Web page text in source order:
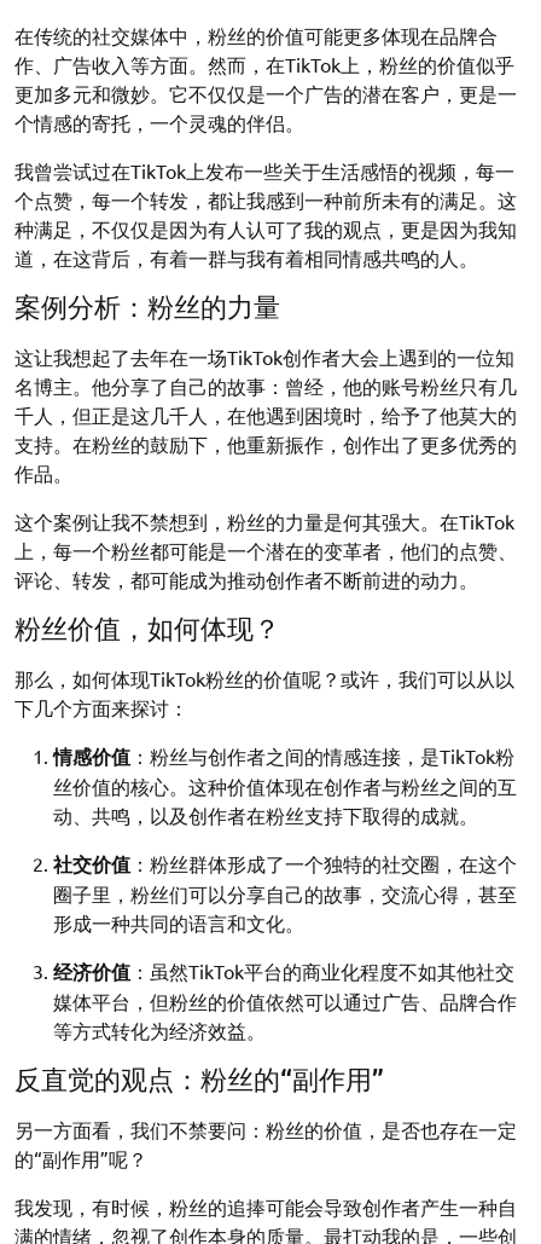
在传统的社交媒体中，粉丝的价值可能更多体现在品牌合
作、广告收入等方面。然而，在TikTok上，粉丝的价值似乎
更加多元和微妙。它不仅仅是一个广告的潜在客户，更是一
个情感的寄托，一个灵魂的伴侣。
我曾尝试过在TikTok上发布一些关于生活感悟的视频，每一
个点赞，每一个转发，都让我感到一种前所未有的满足。这
种满足，不仅仅是因为有人认可了我的观点，更是因为我知
道，在这背后，有着一群与我有着相同情感共鸣的人。
案例分析：粉丝的力量
这让我想起了去年在一场TikTok创作者大会上遇到的一位知
名博主。他分享了自己的故事：曾经，他的账号粉丝只有几
千人，但正是这几千人，在他遇到困境时，给予了他莫大的
支持。在粉丝的鼓励下，他重新振作，创作出了更多优秀的
作品。
这个案例让我不禁想到，粉丝的力量是何其强大。在TikTok
上，每一个粉丝都可能是一个潜在的变革者，他们的点赞、
评论、转发，都可能成为推动创作者不断前进的动力。
粉丝价值，如何体现？
那么，如何体现TikTok粉丝的价值呢？或许，我们可以从以
下几个方面来探讨：
情感价值 ：粉丝与创作者之间的情感连接，是TikTok粉
丝价值的核心。这种价值体现在创作者与粉丝之间的互
动、共鸣，以及创作者在粉丝支持下取得的成就。
社交价值 ：粉丝群体形成了一个独特的社交圈，在这个
圈子里，粉丝们可以分享自己的故事，交流心得，甚至
形成一种共同的语言和文化。
经济价值 ：虽然TikTok平台的商业化程度不如其他社交
媒体平台，但粉丝的价值依然可以通过广告、品牌合作
等方式转化为经济效益。
反直觉的观点：粉丝的“副作用”
另一方面看，我们不禁要问：粉丝的价值，是否也存在一定
的“副作用”呢？
我发现，有时候，粉丝的追捧可能会导致创作者产生一种自
满的情绪，忽视了创作本身的质量。最打动我的是，一些创